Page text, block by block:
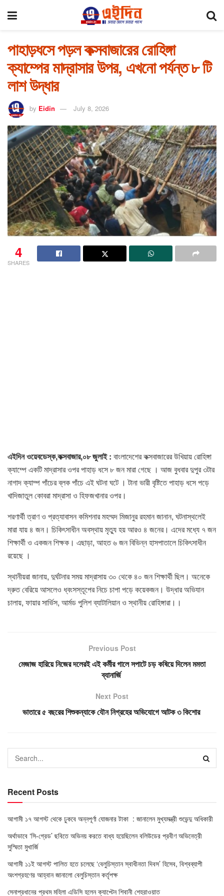
পাহাড়ধসে পড়ল কক্সবাজারের রোহিঙ্গা
ক্যাম্পের মাদ্রাসার উপর, এখনো পর্যন্ত ৮ টি
লাশ উদ্ধার
by Eidin July 8, 2026
4
SHARES
এইদিন ওয়েবডেস্ক,কক্সবাজার,০৮ জুলাই : বাংলাদেশের কক্সবাজারের উখিয়ায় রোহিঙ্গা
ক্যাম্পে একটি মাদ্রাসার ওপর পাহাড় ধসে ৮ জন মারা গেছে । আজ বুধবার দুপুর ৩টার
নাগাদ ক্যাম্প পাঁচের ব্লক পাঁচে এই ঘটনা ঘটে । টানা ভারী বৃষ্টিতে পাহাড় ধসে পড়ে
খাদিজাতুল কোবরা মাদ্রাসা ও হিফজখানার ওপর।
শরণার্থী ত্রাণ ও প্রত্যাবাসন কমিশনার মহম্মদ মিজানুর রহমান জানান, ঘটনাস্থলেই
মারা যায় ৪ জন। চিকিৎসাধীন অবস্থায় মৃত্যু হয় আরও ৪ জনের। এদের মধ্যে ৭ জন
শিক্ষার্থী ও একজন শিক্ষক। এছাড়া, আহত ৬ জন বিভিন্ন হাসপাতালে চিকিৎসাধীন
রয়েছে ।
স্থানীয়রা জানায়, দুর্ঘটনার সময় মাদ্রাসায় ৩০ থেকে ৪০ জন শিক্ষার্থী ছিল। অনেকে
দ্রুত বেরিয়ে আসলেও ধ্বংসস্তূপের নিচে চাপা পড়ে কয়েকজন। উদ্ধার অভিযান
চালায়, ফায়ার সার্ভিস, আর্মড পুলিশ ব্যাটালিয়ান ও স্থানীয় রোহিঙ্গারা।।
Previous Post
মেজাজ হারিয়ে নিজের দলেরই এই কর্মীর গালে সপাটে চড় কষিয়ে দিলেন মমতা
ব্যানার্জি
Next Post
ভাতারে ৫ বছরের শিশুকন্যাকে যৌন নিগ্রহের অভিযোগে আটক ৩ কিশোর
Recent Posts
আগামী ১৭ আগস্ট থেকে ঢুকবে অন্নপূর্ণা যোজনার টাকা : জানালেন মুখ্যমন্ত্রী শুভেন্দু অধিকারী
অর্থাভাবে ‘সি-গ্রেড’ ছবিতে অভিনয় করতে বাধ্য হয়েছিলেন বলিউডের প্রবীণ অভিনেত্রী
সুস্মিতা মুখার্জি
আগামী ১১ই আগস্ট পালিত হতে চলেছে ‘বেলুচিস্তান স্বাধীনতা দিবস’ হিসেব, বিশ্বব্যাপী
অংশগ্রহণের আহ্বান জানালো বেলুচিস্তান কর্তৃপক্ষ
সেনাপ্রধানের প্রথম মহিলা এডিসি হলেন ক্যাপ্টেন শিবানী শেহরাওয়াত